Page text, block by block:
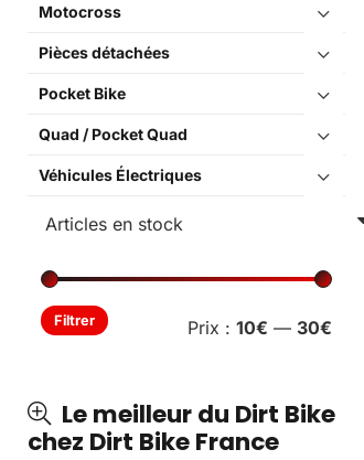
Motocross
Pièces détachées
Pocket Bike
Quad / Pocket Quad
Véhicules Électriques
Prix
Prix
Filtrer Prix : 10€ — 30€
Le meilleur du Dirt Bike
chez Dirt Bike France